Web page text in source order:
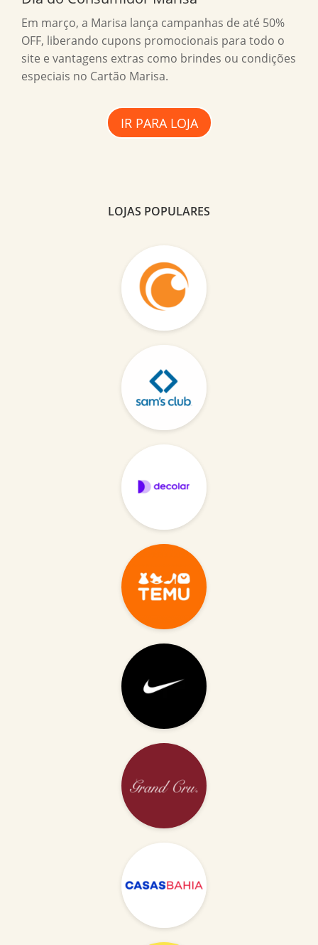
Em março, a Marisa lança campanhas de até 50%
OFF, liberando cupons promocionais para todo o
site e vantagens extras como brindes ou condições
especiais no Cartão Marisa.
IR PARA LOJA
LOJAS POPULARES